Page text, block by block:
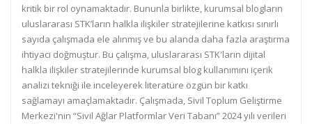
kritik bir rol oynamaktadır. Bununla birlikte, kurumsal blogların
uluslararası STK’ların halkla ilişkiler stratejilerine katkısı sınırlı
sayıda çalışmada ele alınmış ve bu alanda daha fazla araştırma
ihtiyacı doğmuştur. Bu çalışma, uluslararası STK'ların dijital
halkla ilişkiler stratejilerinde kurumsal blog kullanımını içerik
analizi tekniği ile inceleyerek literatüre özgün bir katkı
sağlamayı amaçlamaktadır. Çalışmada, Sivil Toplum Geliştirme
Merkezi'nin “Sivil Ağlar Platformlar Veri Tabanı” 2024 yılı verileri